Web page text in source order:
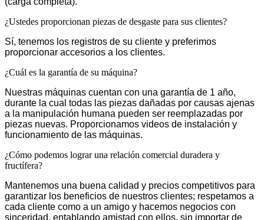
¿Ustedes proporcionan piezas de desgaste para sus clientes?
Sí, tenemos los registros de su cliente y preferimos
proporcionar accesorios a los clientes.
¿Cuál es la garantía de su máquina?
Nuestras máquinas cuentan con una garantía de 1 año,
durante la cual todas las piezas dañadas por causas ajenas
a la manipulación humana pueden ser reemplazadas por
piezas nuevas. Proporcionamos videos de instalación y
funcionamiento de las máquinas.
¿Cómo podemos lograr una relación comercial duradera y
fructífera?
Mantenemos una buena calidad y precios competitivos para
garantizar los beneficios de nuestros clientes; respetamos a
cada cliente como a un amigo y hacemos negocios con
sinceridad, entablando amistad con ellos, sin importar de